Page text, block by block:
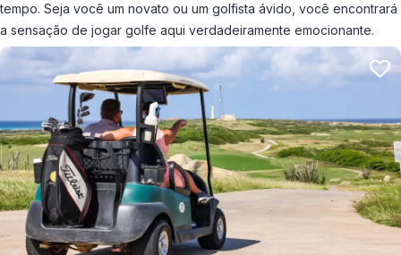
tempo. Seja você um novato ou um golfista ávido, você encontrará
a sensação de jogar golfe aqui verdadeiramente emocionante.